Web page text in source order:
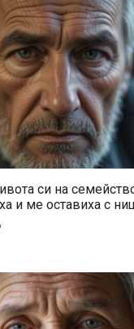
си на
и ме оставиха с